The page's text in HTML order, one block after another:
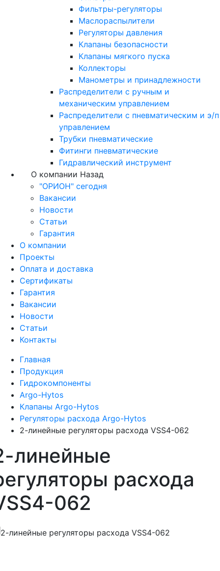
Фильтры-регуляторы
Маслораспылители
Регуляторы давления
Клапаны безопасности
Клапаны мягкого пуска
Коллекторы
Манометры и принадлежности
Распределители с ручным и
механическим управлением
Распределители с пневматическим и э/п
управлением
Трубки пневматические
Фитинги пневматические
Гидравлический инструмент
О компании Назад
"ОРИОН" сегодня
Вакансии
Новости
Статьи
Гарантия
О компании
Проекты
Оплата и доставка
Сертификаты
Гарантия
Вакансии
Новости
Статьи
Контакты
Главная
Продукция
Гидрокомпоненты
Argo-Hytos
Клапаны Argo-Hytos
Регуляторы расхода Argo-Hytos
2-линейные регуляторы расхода VSS4-062
линейные
расхода
062